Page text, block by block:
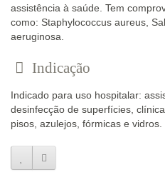
assistência à saúde. Tem
como: Staphylococcus aureus,
aeruginosa.
Indicação
Indicado para uso hospitalar:
desinfecção de superfícies,
pisos, azulejos, fórmicas e vidros.